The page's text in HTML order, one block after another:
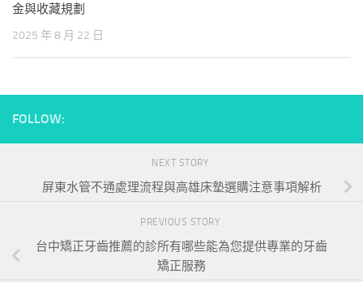
金與收藏規劃
2025 年 8 月 22 日
FOLLOW:
NEXT STORY
屏東水管不通處理流程與高雄床墊選購注意事項解析
PREVIOUS STORY
台中矯正牙齒推薦的診所有哪些能為您提供專業的牙齒
矯正服務